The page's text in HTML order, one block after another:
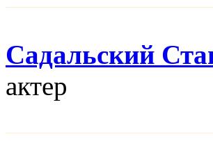
Садальский
актер